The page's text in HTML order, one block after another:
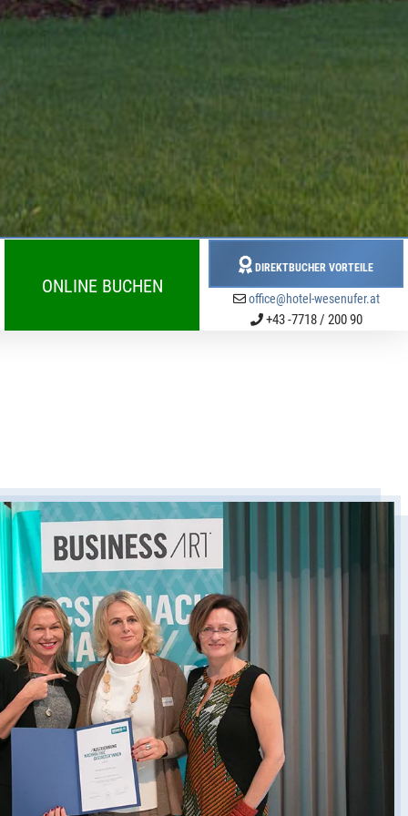
ONLINE BUCHEN
DIREKTBUCHER VORTEILE
office@hotel-wesenufer.at
+43 -7718 / 200 90